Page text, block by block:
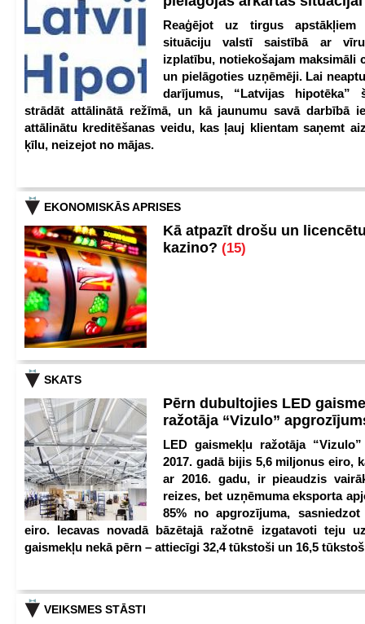
Reaģējot uz tirgus apstākļiem
situāciju valstī saistībā ar
izplatību, notiekošajam maksimāli
un pielāgoties uzņēmēji. Lai
darījumus, “Latvijas hipotēka”
strādāt attālinātā režīmā, un kā jaunumu savā darbībā
attālinātu kreditēšanas veidu, kas ļauj klientam saņemt
ķīlu, neizejot no mājas.
EKONOMISKĀS APRISES
Kā atpazīt drošu un
kazino? (15)
SKATS
Pērn dubultojies LED
ražotāja “Vizulo”
LED gaismekļu ražotāja
2017. gadā bijis 5,6 miljonus eiro,
ar 2016. gadu, ir pieaudzis
reizes, bet uzņēmuma eksporta
85% no apgrozījuma,
eiro. Iecavas novadā bāzētajā ražotnē izgatavoti teju
gaismekļu nekā pērn – attiecīgi 32,4 tūkstoši un 16,5
VEIKSMES STĀSTI